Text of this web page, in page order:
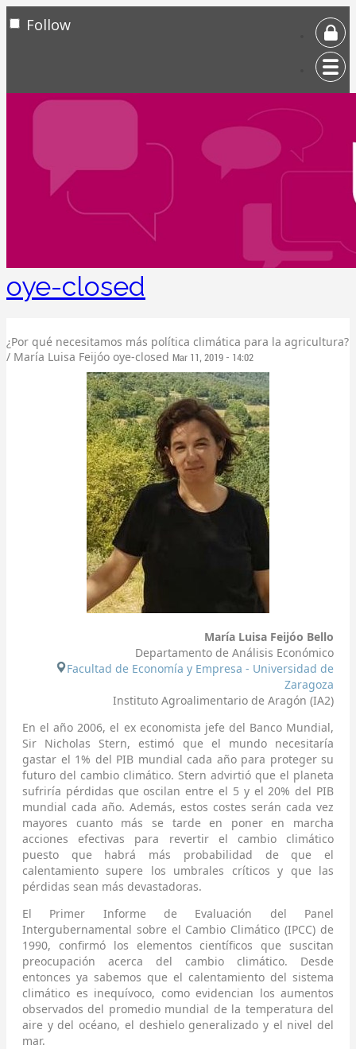
Follow
oye-closed
¿Por qué necesitamos más política climática para la agricultura?
/ María Luisa Feijóo oye-closed Mar 11, 2019 - 14:02
María Luisa Feijóo Bello
Departamento de Análisis Económico
Facultad de Economía y Empresa - Universidad de
Zaragoza
Instituto Agroalimentario de Aragón (IA2)
En el año 2006, el ex economista jefe del Banco Mundial,
Sir Nicholas Stern, estimó que el mundo necesitaría
gastar el 1% del PIB mundial cada año para proteger su
futuro del cambio climático. Stern advirtió que el planeta
sufriría pérdidas que oscilan entre el 5 y el 20% del PIB
mundial cada año. Además, estos costes serán cada vez
mayores cuanto más se tarde en poner en marcha
acciones efectivas para revertir el cambio climático
puesto que habrá más probabilidad de que el
calentamiento supere los umbrales críticos y que las
pérdidas sean más devastadoras.
El Primer Informe de Evaluación del Panel
Intergubernamental sobre el Cambio Climático (IPCC) de
1990, confirmó los elementos científicos que suscitan
preocupación acerca del cambio climático. Desde
entonces ya sabemos que el calentamiento del sistema
climático es inequívoco, como evidencian los aumentos
observados del promedio mundial de la temperatura del
aire y del océano, el deshielo generalizado y el nivel del
mar.